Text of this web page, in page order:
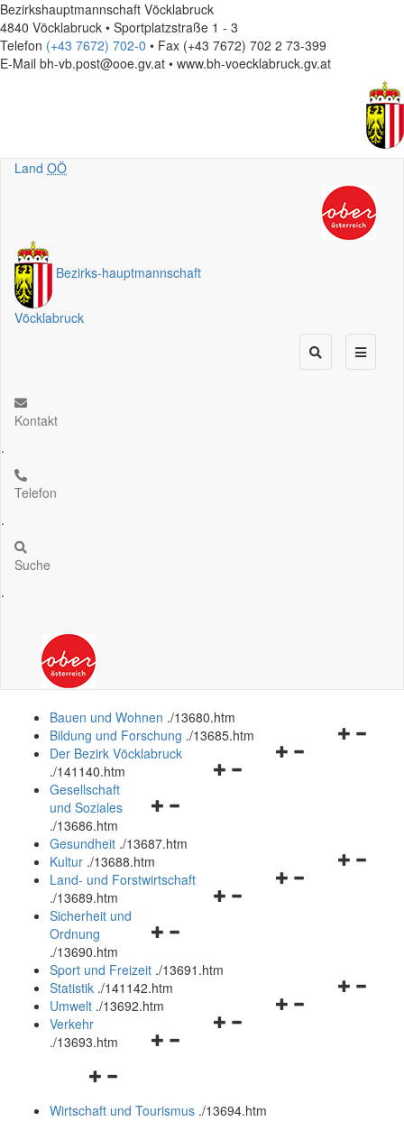
Bezirkshauptmannschaft Vöcklabruck
4840 Vöcklabruck • Sportplatzstraße 1 - 3
Telefon (+43 7672) 702-0 • Fax (+43 7672) 702 2 73-399
E-Mail bh-vb.post@ooe.gv.at • www.bh-voecklabruck.gv.at
Land OÖ
Bezirks-hauptmannschaft
Vöcklabruck
Kontakt
.
Telefon
.
Suche
.
Bauen und Wohnen ./13680.htm
Navigationsmenü
Bildung und Forschung ./13685.htm
Navigationsmenü
Der Bezirk Vöcklabruck
./141140.htm
Navigationsmenü
und
schließen
Gesellschaft
und Soziales
./13686.htm
Gesundheit ./13687.htm
Navigationsmenü
Kultur ./13688.htm
Navigationsmenü
Land- und Forstwirtschaft
./13689.htm
Navigationsmenü
und
schließen
Sicherheit und
Ordnung
./13690.htm
Sport und Freizeit ./13691.htm
Navigationsmenü
Statistik ./141142.htm
Navigationsmenü
Umwelt ./13692.htm
Navigationsmenü
Verkehr
./13693.htm
Navigationsmenü
und
Wirtschaft und Tourismus ./13694.htm